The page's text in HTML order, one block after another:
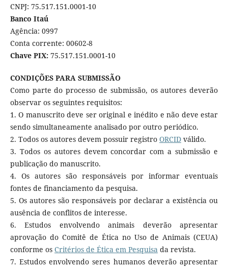
CNPJ: 75.517.151.0001-10
Banco Itaú
Agência: 0997
Conta corrente: 00602-8
Chave PIX:75.517.151.0001-10
CONDIÇÕES PARA SUBMISSÃO
Como parte do processo de submissão, os autores deverão
observar os seguintes requisitos:
1. O manuscrito deve ser original e inédito e não deve estar
sendo simultaneamente analisado por outro periódico.
2. Todos os autores devem possuir registro ORCIDválido.
3. Todos os autores devem concordar com a submissão e
publicação do manuscrito.
4. Os autores são responsáveis por informar eventuais
fontes de financiamento da pesquisa.
5. Os autores são responsáveis por declarar a existência ou
ausência de conflitos de interesse.
6. Estudos envolvendo animais deverão apresentar
aprovação do Comitê de Ética no Uso de Animais (CEUA)
conforme os Critérios de Ética em Pesquisada revista.
7. Estudos envolvendo seres humanos deverão apresentar